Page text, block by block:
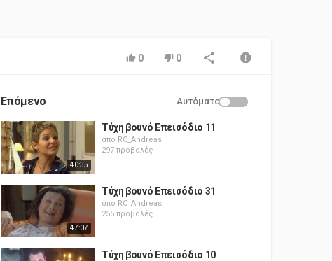
0 0
Επόμενο Αυτόματο
40:35
Τύχη βουνό Επεισόδιο 11
από RC_Andreas
297 προβολές
47:07
Τύχη βουνό Επεισόδιο 31
από RC_Andreas
255 προβολές
Τύχη βουνό Επεισόδιο 10